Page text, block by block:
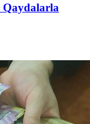
Qaydalarla